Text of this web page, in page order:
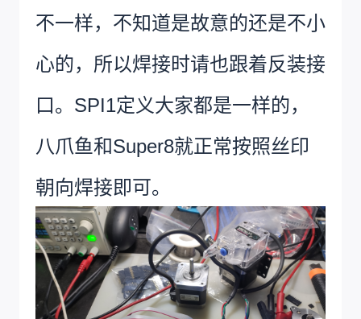
不一样，不知道是故意的还是不小
心的，所以焊接时请也跟着反装接
口。SPI1定义大家都是一样的，
八爪鱼和Super8就正常按照丝印
朝向焊接即可。